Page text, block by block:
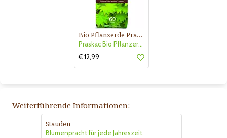
Bio Pflanzerde Praskac
Praskac Bio Pflanzerde
€ 12,99
Weiterführende Informationen:
Stauden
Blumenpracht für jede Jahreszeit.